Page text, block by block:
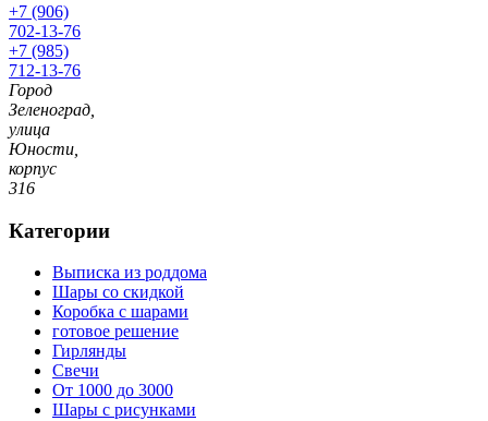
+7 (906)
702-13-76
+7 (985)
712-13-76
Город
Зеленоград,
улица
Юности,
корпус
316
Категории
Выписка из роддома
Шары со скидкой
Коробка с шарами
готовое решение
Гирлянды
Свечи
От 1000 до 3000
Шары с рисунками